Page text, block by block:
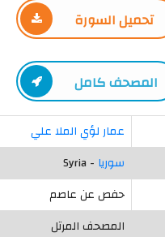
تحميل السورة
المصحف كامل
عمار لؤي الملا علي
سوريا - Syria
حفص عن عاصم
المصحف المرتل